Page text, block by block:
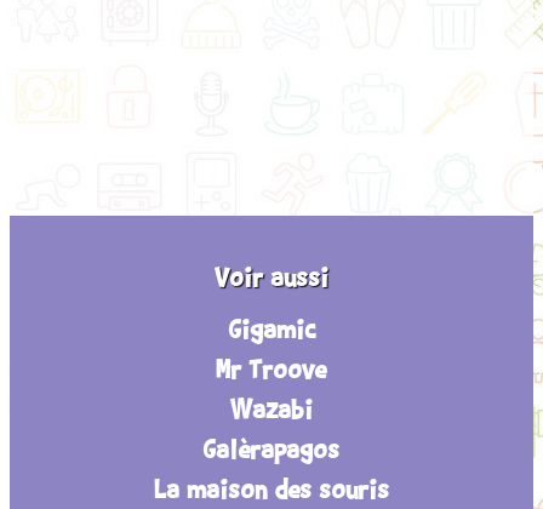
Voir aussi
Gigamic
Mr Troove
Wazabi
Galèrapagos
La maison des souris